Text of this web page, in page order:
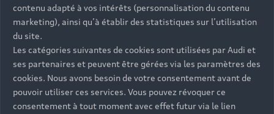
contenu adapté à vos intérêts (personnalisation du contenu
marketing), ainsi qu’à établir des statistiques sur l’utilisation
du site.
Les catégories suivantes de cookies sont utilisées par Audi et
ses partenaires et peuvent être gérées via les paramètres des
cookies. Nous avons besoin de votre consentement avant de
pouvoir utiliser ces services. Vous pouvez révoquer ce
consentement à tout moment avec effet futur via le lien